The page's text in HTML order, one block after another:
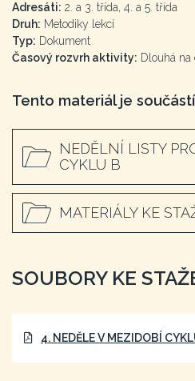
Adresáti: 2. a 3. třída, 4. a 5. třída
Druh: Metodiky lekcí
Typ: Dokument
Časový rozvrh aktivity: Dlouhá na
Tento materiál je
NEDĚLNÍ LISTY
CYKLU B
MATERIÁLY KE
SOUBORY KE
4. NEDĚLE V MEZIDOBÍ